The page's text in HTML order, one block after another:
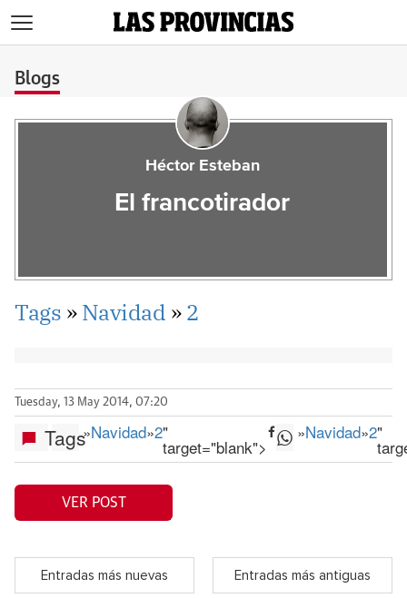
Blogs
Héctor Esteban
El francotirador
Tags »Navidad »2
Tuesday, 13 May 2014, 07:20
Tags»Navidad»2"
target="blank">
»Navidad»2"
VER POST
Entradas más nuevas Entradas más antiguas